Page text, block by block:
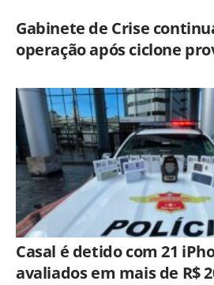
Gabinete de Crise
operação após ciclone
Casal é detido com 21
avaliados em mais de R$